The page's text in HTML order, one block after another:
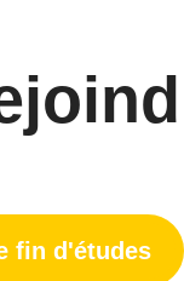
fin d'études